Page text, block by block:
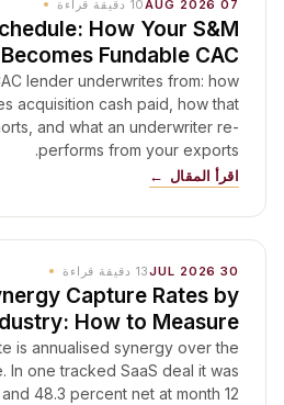
07 AUG 2026
10 دقيقة قراءة
How Your S&M
Fundable CAC
lender underwrites from: how
acquisition cash paid, how that
and what an underwriter re-
performs from your exports.
اقرأ المقال
30 JUL 2026
13 دقيقة قراءة
Capture Rates by
How to Measure
is annualised synergy over the
In one tracked SaaS deal it was
48.3 percent net at month 12.